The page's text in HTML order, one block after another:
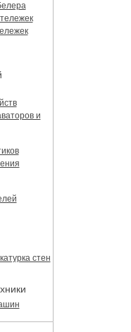
и
стен